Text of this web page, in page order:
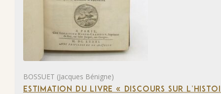
BOSSUET (Jacques Bénigne)
ESTIMATION DU LIVRE « DISCOURS SUR